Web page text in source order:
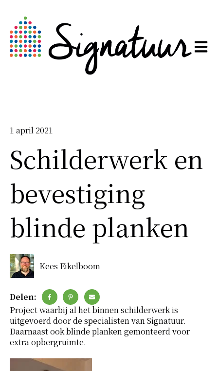
1 april 2021
Schilderwerk en
bevestiging
blinde planken
Kees Eikelboom
Delen:
Project waarbij al het binnen schilderwerk is
uitgevoerd door de specialisten van Signatuur.
Daarnaast ook blinde planken gemonteerd voor
extra opbergruimte.